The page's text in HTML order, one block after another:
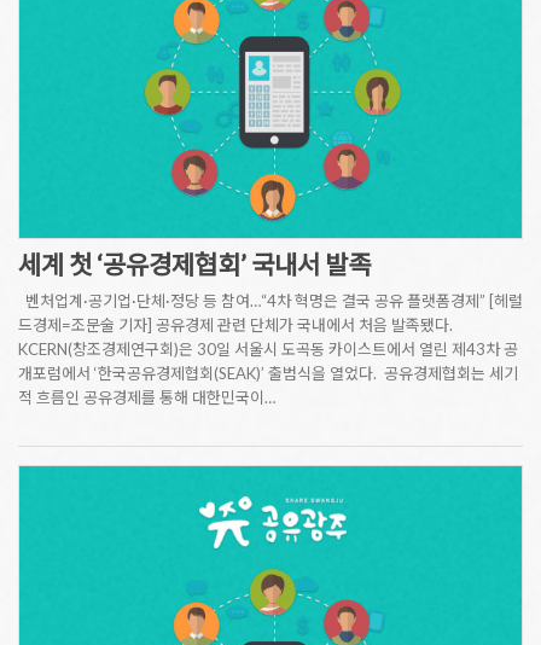
세계 첫 ‘공유경제협회’ 국내서 발족
벤처업계·공기업·단체·정당 등 참여…“4차 혁명은 결국 공유 플랫폼경제” [헤럴
드경제=조문술 기자] 공유경제 관련 단체가 국내에서 처음 발족됐다.
KCERN(창조경제연구회)은 30일 서울시 도곡동 카이스트에서 열린 제43차 공
개포럼에서 ‘한국공유경제협회(SEAK)’ 출범식을 열었다. 공유경제협회는 세기
적 흐름인 공유경제를 통해 대한민국이…